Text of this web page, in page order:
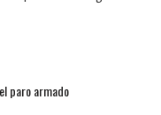
paro armado